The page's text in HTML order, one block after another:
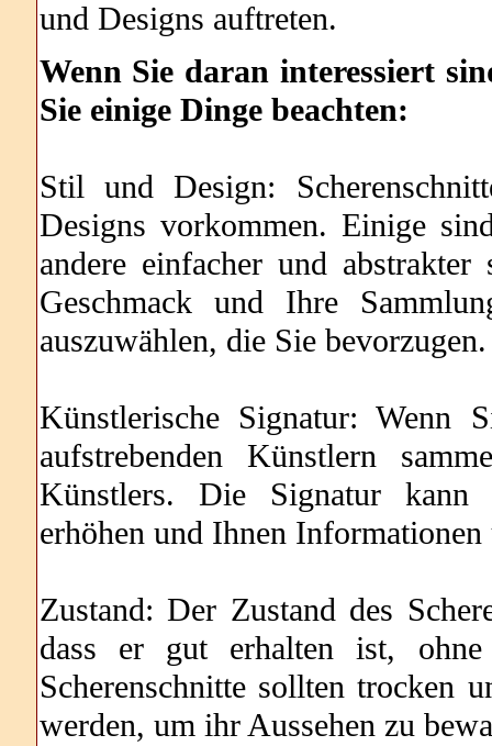
und Designs auftreten.
Wenn Sie daran interessiert
Sie einige Dinge beachten:
Stil und Design:
Designs vorkommen. Einige
andere einfacher und
Geschmack und Ihre
auszuwählen, die Sie bevorzugen.
Künstlerische Signatur: Wenn
aufstrebenden Künstlern
Künstlers. Die Signatur kann
erhöhen und Ihnen
Zustand: Der Zustand des
dass er gut erhalten ist, ohne
Scherenschnitte sollten trocken
werden, um ihr Aussehen zu